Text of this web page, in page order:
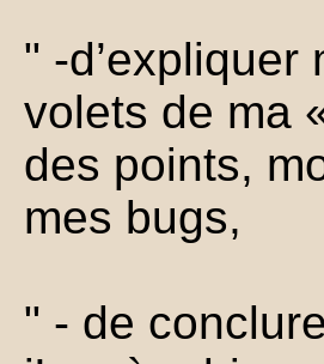
" -
volets de ma
des points,
mes bugs,
" - de